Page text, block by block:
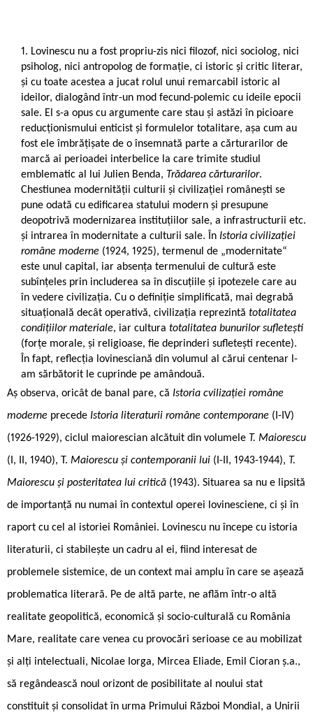
Lovinescu nu a fost propriu-zis nici filozof, nici sociolog, nici
psiholog, nici antropolog de formație, ci istoric și critic literar,
și cu toate acestea a jucat rolul unui remarcabil istoric al
ideilor, dialogând într-un mod fecund-polemic cu ideile epocii
sale. El s-a opus cu argumente care stau și astăzi în picioare
reducționismului enticist și formulelor totalitare, așa cum au
fost ele îmbrățișate de o însemnată parte a cărturarilor de
marcă ai perioadei interbelice la care trimite studiul
emblematic al lui Julien Benda, Trădarea cărturarilor.
Chestiunea modernității culturii și civilizației românești se
pune odată cu edificarea statului modern și presupune
deopotrivă modernizarea instituțiilor sale, a infrastructurii etc.
și intrarea în modernitate a culturii sale. În Istoria civilizației
române moderne (1924, 1925), termenul de „modernitate“
este unul capital, iar absența termenului de cultură este
subînțeles prin includerea sa în discuțiile și ipotezele care au
în vedere civilizația. Cu o definiție simplificată, mai degrabă
situațională decât operativă, civilizația reprezintă totalitatea
condițiilor materiale, iar cultura totalitatea bunurilor sufletești
(forțe morale, și religioase, fie deprinderi sufletești recente).
În fapt, reflecția lovinesciană din volumul al cărui centenar l-
am sărbătorit le cuprinde pe amândouă.
Aș observa, oricât de banal pare, că Istoria cvilizației române
moderne precede Istoria literaturii române contemporane (I-IV)
(1926-1929), ciclul maiorescian alcătuit din volumele T. Maiorescu
(I, II, 1940), T. Maiorescu și contemporanii lui (I-II, 1943-1944), T.
Maiorescu și posteritatea lui critică (1943). Situarea sa nu e lipsită
de importanță nu numai în contextul operei lovinesciene, ci și în
raport cu cel al istoriei României. Lovinescu nu începe cu istoria
literaturii, ci stabilește un cadru al ei, fiind interesat de
problemele sistemice, de un context mai amplu în care se așează
problematica literară. Pe de altă parte, ne aflăm într-o altă
realitate geopolitică, economică și socio-culturală cu România
Mare, realitate care venea cu provocări serioase ce au mobilizat
și alți intelectuali, Nicolae Iorga, Mircea Eliade, Emil Cioran ș.a.,
să regândească noul orizont de posibilitate al noului stat
constituit și consolidat în urma Primului Război Mondial, a Unirii